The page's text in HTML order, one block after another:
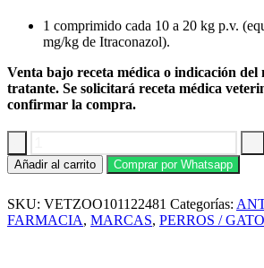
1 comprimido cada 10 a 20 kg p.v.
mg/kg de Itraconazol).
Venta bajo receta médica o indicación
tratante. Se solicitará receta médica
confirmar la compra.
Itraconazol
100mg
10
comprimido
Añadir al carrito Comprar por Whatsapp
SKU: VETZOO101122481 Categorías:
FARMACIA, MARCAS, PERROS /